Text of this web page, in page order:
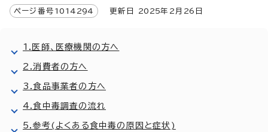
ページ番号 1014294 更新日 2025年2月 26 日
1.医師、医療機関の方へ
2.消費者の方へ
3.食品事業者の方へ
4.食中毒調査の流れ
5.参考(よくある食中毒の原因と症状)